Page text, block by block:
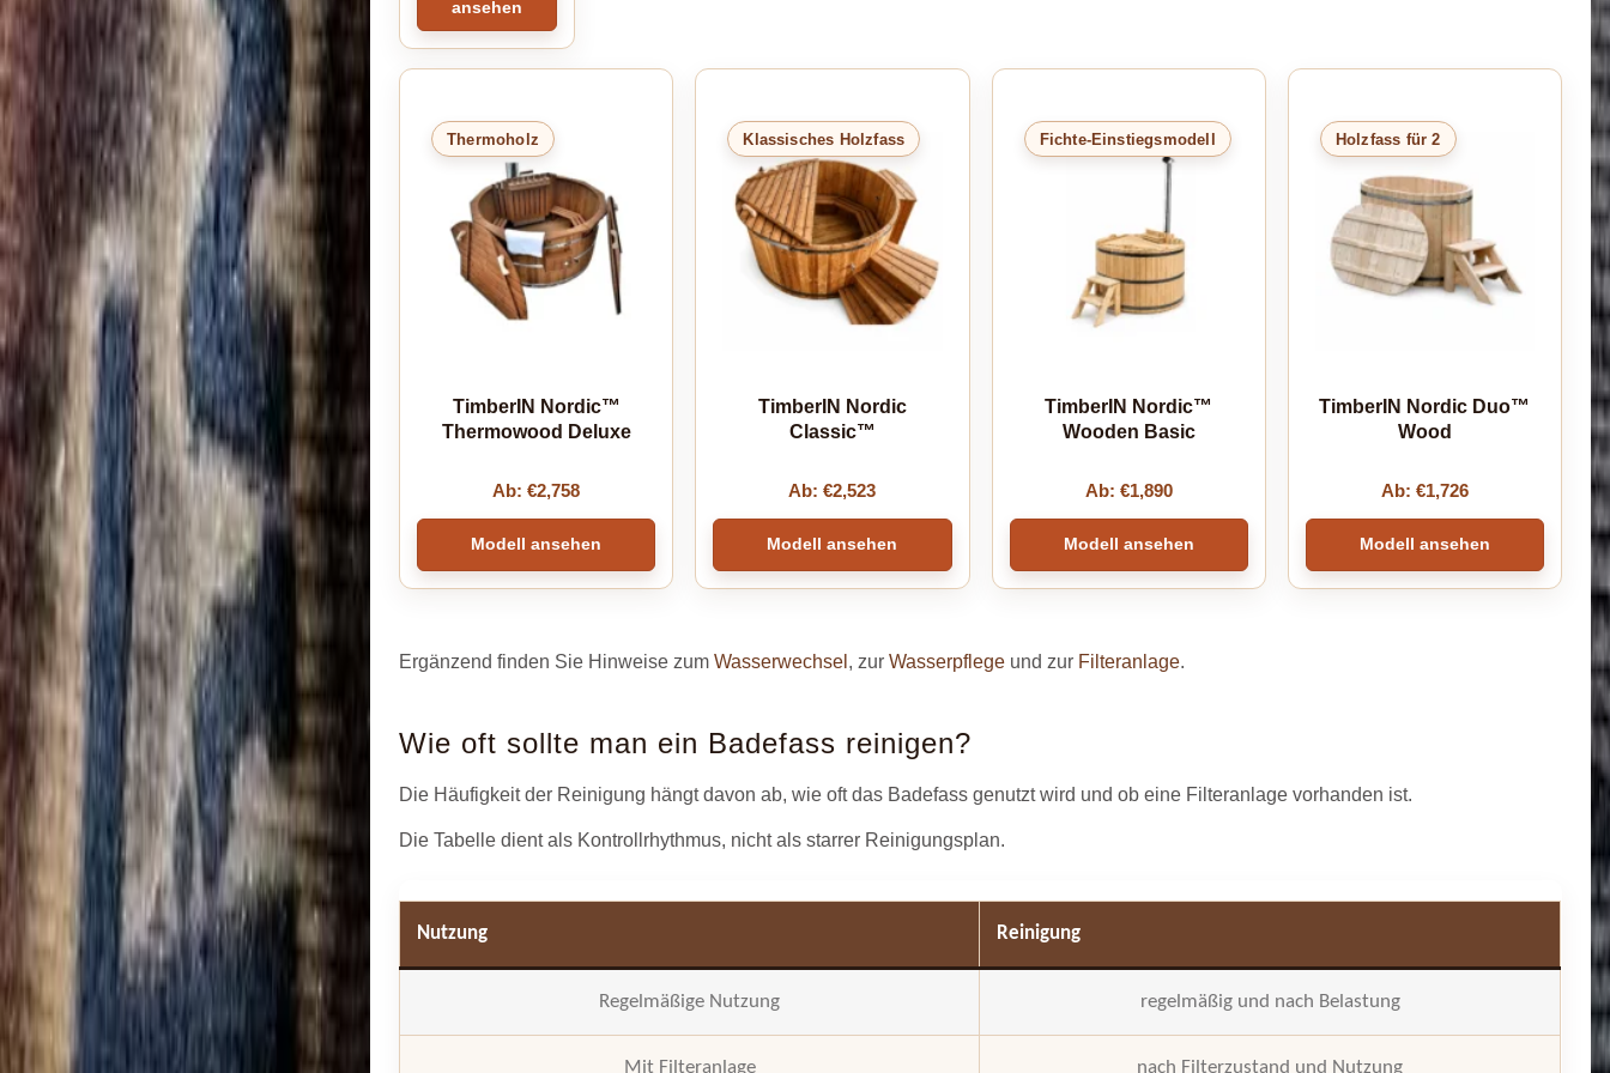
ansehen
Thermoholz
TimberIN Nordic™
Thermowood Deluxe
Ab:€2,758
Modell ansehen
Klassisches Holzfass
TimberIN Nordic
Classic™
Ab:€2,523
Modell ansehen
Fichte-Einstiegsmodell
TimberIN Nordic™
Wooden Basic
Ab: €1,890
Modell ansehen
Holzfass für 2
TimberIN Nordic Duo™
Wood
Ab: €1,726
Modell ansehen
Ergänzend finden Sie Hinweise zumWasserwechsel , zurWasserpflege und zur Filteranlage.
Wie oft sollte man ein Badefass reinigen?
Die Häufigkeit der Reinigung hängt davon ab, wie oft das Badefass genutzt wird und ob eine Filteranlage vorhanden ist.
Die Tabelle dient als Kontrollrhythmus, nicht als starrer Reinigungsplan.
Nutzung Reinigung
Regelmäßige Nutzung regelmäßig und nach Belastung
Mit Filteranlage nach Filterzustand und Nutzung